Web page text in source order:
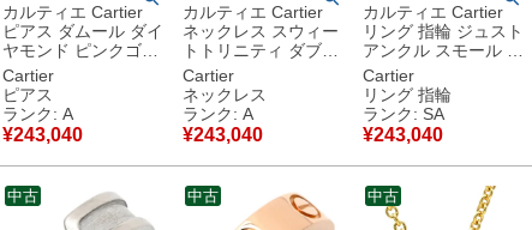
カルティエ Cartier
ピアス ダムール ダイ
ヤモンド ピンクゴー
ルド K18PG ローズ
RG Au750 18K 18金
1P 1石 1粒
B8301214 【保証
書】 【中古】中古美
品
Cartier
ピアス
ランク: A
¥243,040
カルティエ Cartier
ネックレス スウィー
トトリニティ ダブル
チェーン イエローゴ
ールド×ホワイトゴー
ルド×ピンクゴールド
18金 18K 3カラー
B7218200 【箱】
【中古】中古美品
Cartier
ネックレス
ランク: A
¥243,040
カルティエ Cartier
リング 指輪 ジュスト
アンクル スモール ピ
ンクゴールド
#55(JP15) 750
JUSTE UN CLOU 釘
モチーフ 15号
B4225800 【中古】
新品同様品
Cartier
リング 指輪
ランク: SA
¥243,040
中古 中古 中古